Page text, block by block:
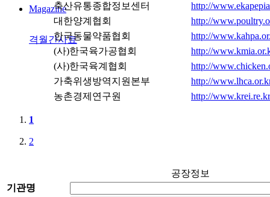
Magazine
격월간사료
축산유통종합정보센터
http://
대한양계협회
http://
한국동물약품협회
http://
(사)한국육가공협회
http://
(사)한국육계협회
http://
가축위생방역지원본부
http://
농촌경제연구원
http://
1
2
공장정보
기관명